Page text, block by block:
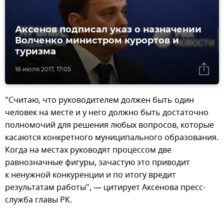
18 июля 2017, 17:05
Аксенов подписал указ о назначении
Волченко министром курортов и
туризма
"Считаю, что руководителем должен быть один
человек на месте и у него должно быть достаточно
полномочий для решения любых вопросов, которые
касаются конкретного муниципального образования.
Когда на местах руководят процессом две
равнозначные фигуры, зачастую это приводит
к ненужной конкуренции и по итогу вредит
результатам работы", — цитирует Аксенова пресс-
служба главы РК.